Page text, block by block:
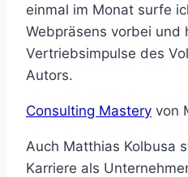
einmal im Monat surfe
Webpräsens vorbei und
Vertriebsimpulse des
Autors.
Consulting Mastery von
Auch Matthias Kolbusa
Karriere als